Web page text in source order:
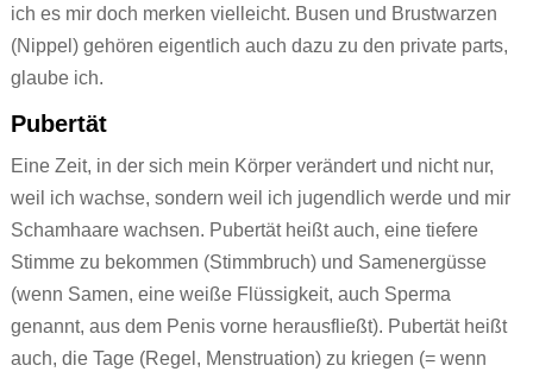
ich es mir doch merken vielleicht. Busen und Brustwarzen
(Nippel) gehören eigentlich auch dazu zu den private parts,
glaube ich.
Pubertät
Eine Zeit, in der sich mein Körper verändert und nicht nur,
weil ich wachse, sondern weil ich jugendlich werde und mir
Schamhaare wachsen. Pubertät heißt auch, eine tiefere
Stimme zu bekommen (Stimmbruch) und Samenergüsse
(wenn Samen, eine weiße Flüssigkeit, auch Sperma
genannt, aus dem Penis vorne herausfließt). Pubertät heißt
auch, die Tage (Regel, Menstruation) zu kriegen (= wenn